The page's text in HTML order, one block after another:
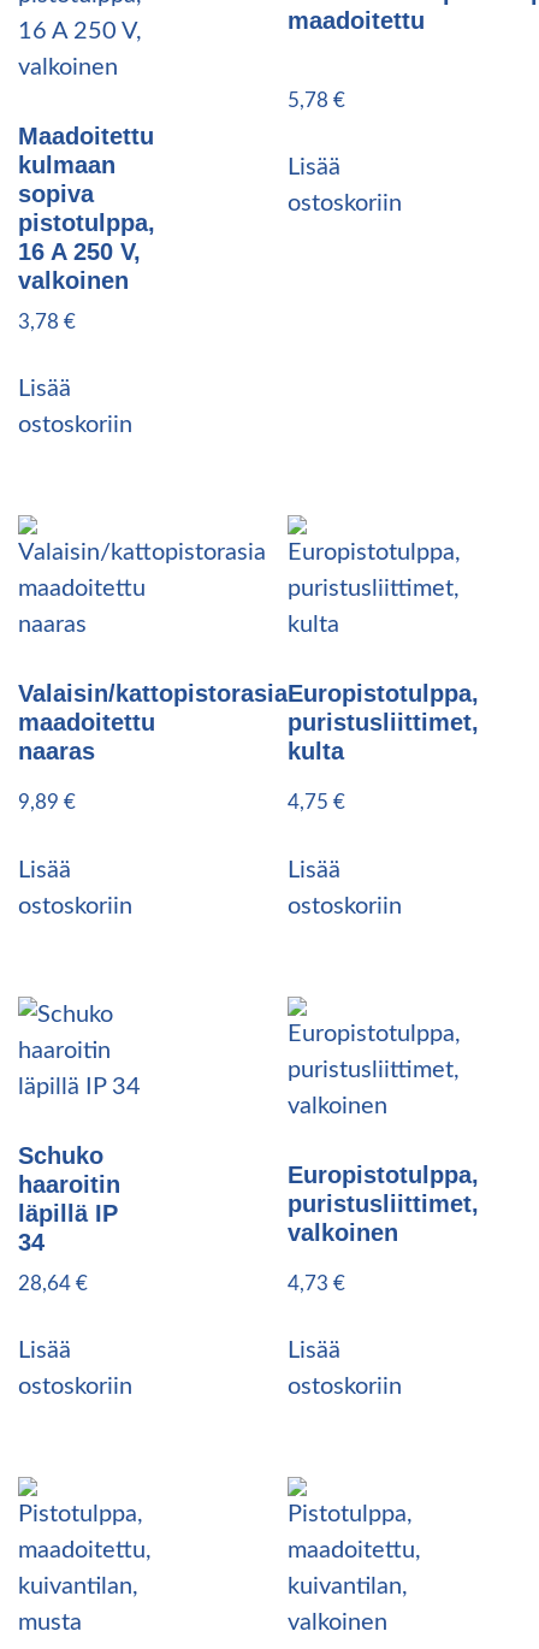
Maadoitettu
kulmaan
sopiva
pistotulppa,
16 A 250 V,
valkoinen
3,78 €
Lisää
ostoskoriin
maadoitettu
5,78 €
Lisää
ostoskoriin
Valaisin/kattopistorasia
maadoitettu
naaras
9,89 €
Lisää
ostoskoriin
Europistotulppa,
puristusliittimet,
kulta
4,75 €
Lisää
ostoskoriin
Schuko
haaroitin
läpillä IP
34
28,64 €
Lisää
ostoskoriin
Europistotulppa,
puristusliittimet,
valkoinen
4,73 €
Lisää
ostoskoriin